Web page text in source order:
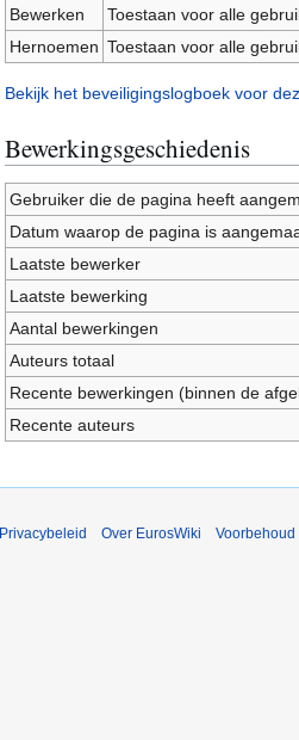
Bewerken
Toestaan voor alle
Hernoemen Toestaan voor alle
Bekijk het beveiligingslogboek voor
Bewerkingsgeschiedenis
Gebruiker die de pagina heeft
Datum waarop de pagina is
Laatste bewerker
Laatste bewerking
Aantal bewerkingen
Auteurs totaal
Recente bewerkingen (binnen de
Recente auteurs
Privacybeleid Over EurosWiki Voorbehoud